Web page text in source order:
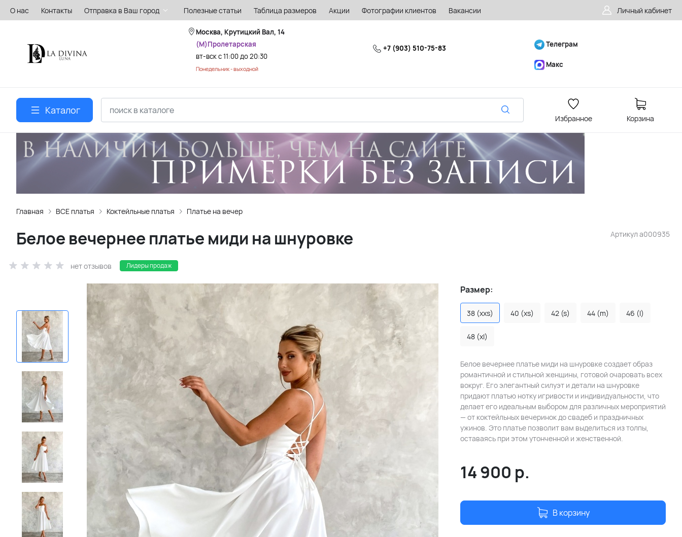
О нас Контакты Отправка в Ваш город Полезные статьи Таблица размеров Акции Фотографии клиентов Вакансии Личный кабинет
Москва, Крутицкий Вал, 14
(М)Пролетарская
вт-вск с 11:00 до 20:30
Понедельник - выходной
+7 (903) 510-75-83 Телеграм
Макс
Каталог
Избранное Корзина
Главная ВСЕ платья Коктейльные платья Платье на вечер
Артикул a000935
Белое вечернее платье миди на шнуровке
нет отзывов Лидеры продаж
Размер:
38 (xxs) 40 (xs) 42 (s) 44 (m) 46 (l)
48 (xl)
Белое вечернее платье миди на шнуровке создает образ
романтичной и стильной женщины, готовой очаровать всех
вокруг. Его элегантный силуэт и детали на шнуровке
придают платью нотку игривости и индивидуальности, что
делает его идеальным выбором для различных мероприятий
— от коктейльных вечеринок до свадеб и праздничных
ужинов. Это платье позволит вам выделиться из толпы,
оставаясь при этом утонченной и женственной.
14 900 р.
В корзину